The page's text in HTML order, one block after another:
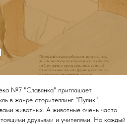
№7 "Славянка" приглашает
в жанре сторителлинг "Пулик".
животных. А животные очень часто
друзьями и учителями. Но каждый